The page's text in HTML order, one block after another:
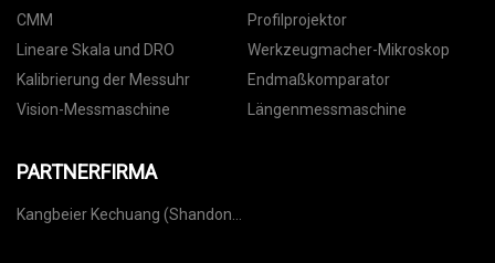
CMM
Profilprojektor
Lineare Skala und DRO
Werkzeugmacher-Mikroskop
Kalibrierung der Messuhr
Endmaßkomparator
Vision-Messmaschine
Längenmessmaschine
PARTNERFIRMA
Kangbeier Kechuang (Shandong)